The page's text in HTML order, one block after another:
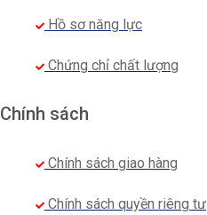
Hồ sơ năng lực
Chứng chỉ chất lượng
Chính sách
Chính sách giao hàng
Chính sách quyền riêng tư